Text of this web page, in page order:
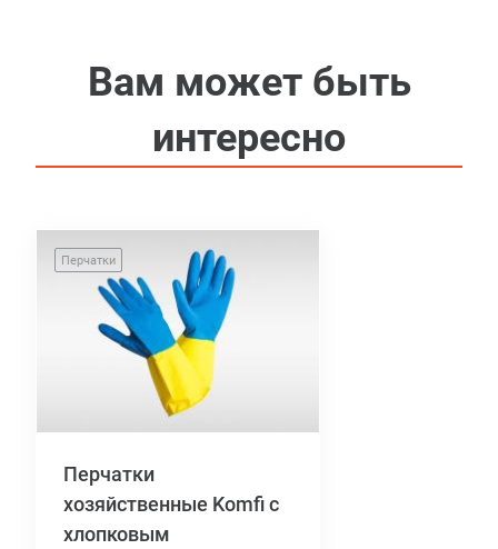
Вам может быть
интересно
Перчатки
Перчатки
хозяйственные Komfi с
хлопковым